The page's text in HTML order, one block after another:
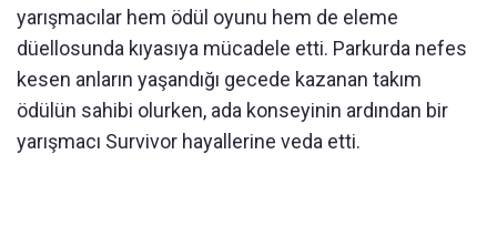
yarışmacılar hem ödül oyunu hem de eleme
düellosunda kıyasıya mücadele etti. Parkurda nefes
kesen anların yaşandığı gecede kazanan takım
ödülün sahibi olurken, ada konseyinin ardından bir
yarışmacı Survivor hayallerine veda etti.